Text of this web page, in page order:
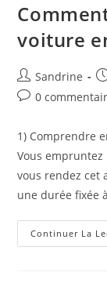
voiture
Auteur/autrice
de
Sandrine
Commentaires
la
publication :
0
1) Comprendre
Vous
vous rendez cet
une durée fixée
Continuer La